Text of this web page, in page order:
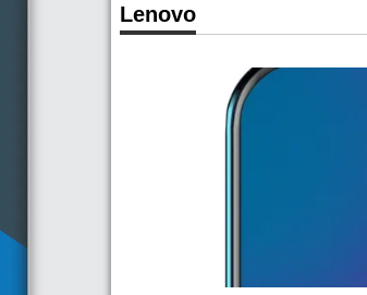
Lenovo